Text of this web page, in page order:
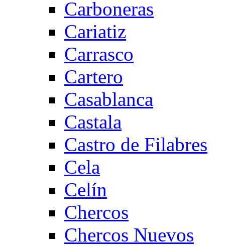
Carboneras
Cariatiz
Carrasco
Cartero
Casablanca
Castala
Castro de Filabres
Cela
Celín
Chercos
Chercos Nuevos